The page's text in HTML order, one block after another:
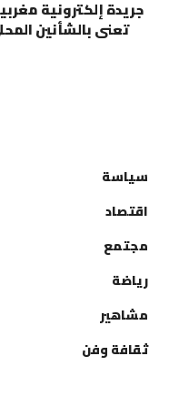
جريدة إلكترونية
تعنى بالشأنين
سياسة
اقتصاد
مجتمع
رياضة
مشاهير
ثقافة وفن